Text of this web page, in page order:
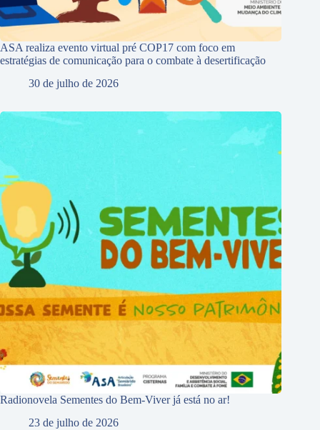
ASA realiza evento virtual pré COP17 com foco em
estratégias de comunicação para o combate à desertificação
30 de julho de 2026
Radionovela Sementes do Bem-Viver já está no ar!
23 de julho de 2026